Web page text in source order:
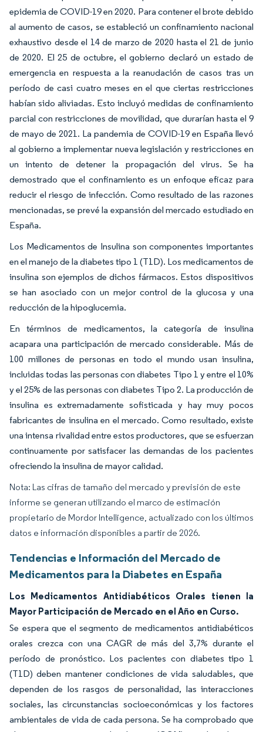
epidemia de COVID-19 en 2020. Para contener el brote debido
al aumento de casos, se estableció un confinamiento nacional
exhaustivo desde el 14 de marzo de 2020 hasta el 21 de junio
de 2020. El 25 de octubre, el gobierno declaró un estado de
emergencia en respuesta a la reanudación de casos tras un
período de casi cuatro meses en el que ciertas restricciones
habían sido aliviadas. Esto incluyó medidas de confinamiento
parcial con restricciones de movilidad, que durarían hasta el 9
de mayo de 2021. La pandemia de COVID-19 en España llevó
al gobierno a implementar nueva legislación y restricciones en
un intento de detener la propagación del virus. Se ha
demostrado que el confinamiento es un enfoque eficaz para
reducir el riesgo de infección. Como resultado de las razones
mencionadas, se prevé la expansión del mercado estudiado en
España.
Los Medicamentos de Insulina son componentes importantes
en el manejo de la diabetes tipo 1 (T1D). Los medicamentos de
insulina son ejemplos de dichos fármacos. Estos dispositivos
se han asociado con un mejor control de la glucosa y una
reducción de la hipoglucemia.
En términos de medicamentos, la categoría de insulina
acapara una participación de mercado considerable. Más de
100 millones de personas en todo el mundo usan insulina,
incluidas todas las personas con diabetes Tipo 1 y entre el 10%
y el 25% de las personas con diabetes Tipo 2. La producción de
insulina es extremadamente sofisticada y hay muy pocos
fabricantes de insulina en el mercado. Como resultado, existe
una intensa rivalidad entre estos productores, que se esfuerzan
continuamente por satisfacer las demandas de los pacientes
ofreciendo la insulina de mayor calidad.
Nota: Las cifras de tamaño del mercado y previsión de este
informe se generan utilizando el marco de estimación
propietario de Mordor Intelligence, actualizado con los últimos
datos e información disponibles a partir de 2026.
Tendencias e Información del Mercado de
Medicamentos para la Diabetes en España
Los Medicamentos Antidiabéticos Orales tienen la
Mayor Participación de Mercado en el Año en Curso.
Se espera que el segmento de medicamentos antidiabéticos
orales crezca con una CAGR de más del 3,7% durante el
período de pronóstico. Los pacientes con diabetes tipo 1
(T1D) deben mantener condiciones de vida saludables, que
dependen de los rasgos de personalidad, las interacciones
sociales, las circunstancias socioeconómicas y los factores
ambientales de vida de cada persona. Se ha comprobado que